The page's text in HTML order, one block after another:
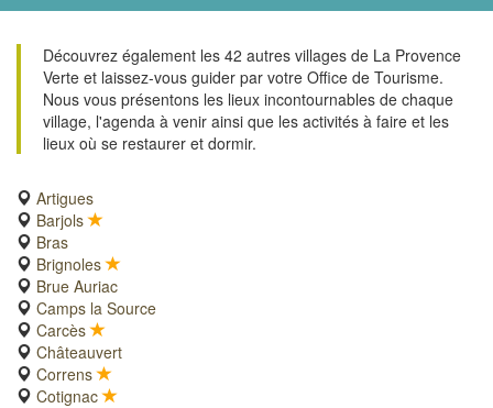
Découvrez également les 42 autres villages de La Provence
Verte et laissez-vous guider par votre Office de Tourisme.
Nous vous présentons les lieux incontournables de chaque
village, l'agenda à venir ainsi que les activités à faire et les
lieux où se restaurer et dormir.
Artigues
Barjols
Bras
Brignoles
Brue Auriac
Camps la Source
Carcès
Châteauvert
Correns
Cotignac